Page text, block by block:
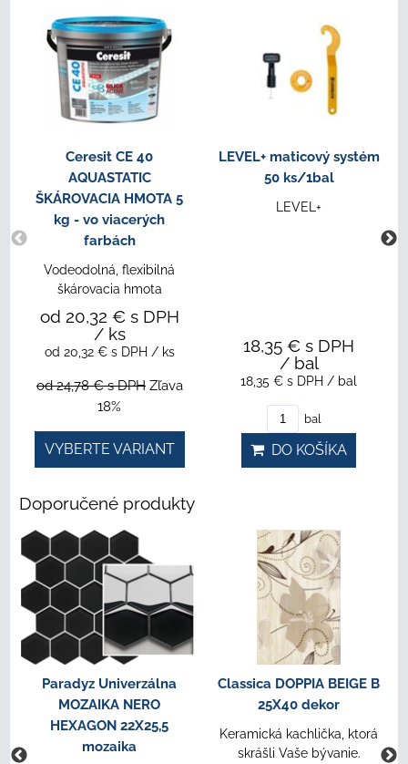
Ceresit CE 40
AQUASTATIC
ŠKÁROVACIA HMOTA 5
kg - vo viacerých
farbách
Vodeodolná, flexibilná
škárovacia hmota
od 20,32 € s DPH
/ ks
od 20,32 € s DPH / ks
od 24,78 €s DPH Zľava
18%
VYBERTE VARIANT
LEVEL+ maticový systém
50 ks/1bal
LEVEL+
18,35 € s DPH
/ bal
18,35 € s DPH / bal
bal
DO KOŠÍKA
Doporučené produkty
Paradyz Univerzálna
MOZAIKA NERO
HEXAGON 22X25,5
mozaika
Classica DOPPIA BEIGE B
25X40 dekor
Keramická kachlička, ktorá
skrášli Vaše bývanie.